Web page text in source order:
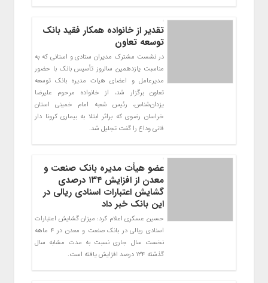
تقدیر از خانواده همکار فقید بانک
توسعه تعاون
در نشست مشترک مدیران ستادی و استانی که به
مناسبت یازدهمین سالروز تأسیس بانک با حضور
مدیرعامل و اعضای هیات مدیره بانک توسعه
تعاون برگزار شد، از خانواده مرحوم علیرضا
یزدان‌شناس، رئیس شعبه امام خمینی استان
خراسان رضوی که براثر ابتلا به بیماری کرونا دار
فانی وداع را گفت تجلیل شد.
عضو هیأت مدیره بانک صنعت و
معدن از افزایش ۱۳۴ درصدی
گشایش اعتبارات اسنادی ریالی در
این بانک خبر داد
حسين عسكري اعلام كرد: ميزان گشايش اعتبارات
اسنادي ريالي در بانك صنعت و معدن در 4 ماهه
نخست سال جاري نسبت به مدت مشابه سال
گذشته 134 درصد افزايش يافته است.